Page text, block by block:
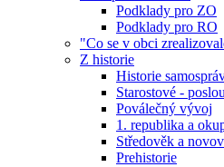
Podklady pro ZO
Podklady pro RO
"Co se v obci
Z historie
Historie
Starostové -
Poválečný vývoj
1. republika a
Středověk a
Prehistorie